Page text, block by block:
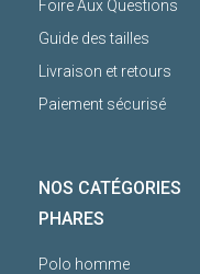
Foire Aux Questions
Guide des tailles
Livraison et retours
Paiement sécurisé
NOS CATÉGORIES
PHARES
Polo homme